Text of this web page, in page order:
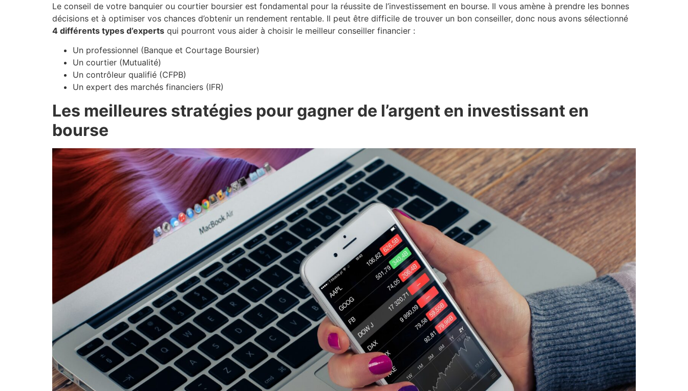
Le conseil de votre banquier ou courtier boursier est fondamental pour la réussite de l’investissement en bourse. Il vous amène à prendre les bonnes
décisions et à optimiser vos chances d’obtenir un rendement rentable. Il peut être difficile de trouver un bon conseiller, donc nous avons sélectionné
4 différents types d’experts qui pourront vous aider à choisir le meilleur conseiller financier :
Un professionnel (Banque et Courtage Boursier)
Un courtier (Mutualité)
Un contrôleur qualifié (CFPB)
Un expert des marchés financiers (IFR)
Les meilleures stratégies pour gagner de l’argent en investissant en
bourse